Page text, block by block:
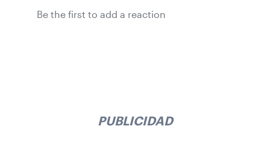
Be the first to add a reaction
PUBLICIDAD